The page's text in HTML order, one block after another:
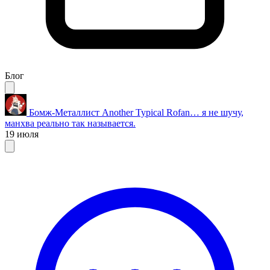
Блог
Бомж-Металлист Another Typical Rofan… я не шучу,
манхва реально так называется.
19 июля